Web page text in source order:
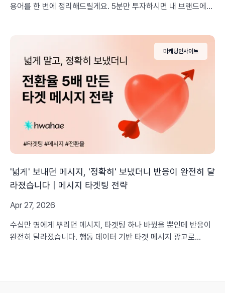
용어를 한 번에 정리해드릴게요. 5분만 투자하시면 내 브랜드에게
마케팅인사이트
'넓게' 보내던 메시지, '정확히' 보냈더니 반응이 완전히 달
라졌습니다 | 메시지 타겟팅 전략
Apr 27, 2026
수십만 명에게 뿌리던 메시지, 타겟팅 하나 바꿨을 뿐인데 반응이
완전히 달라졌습니다. 행동 데이터 기반 타겟 메시지 광고로